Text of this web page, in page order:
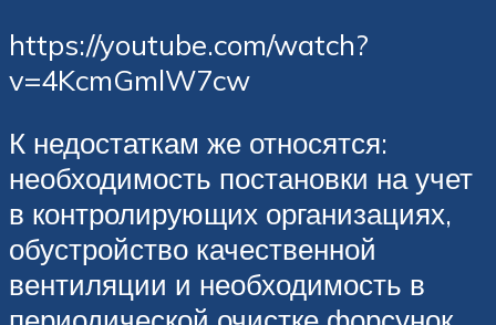
https://youtube.com/watch?
v=4KcmGmlW7cw
К недостаткам же относятся:
необходимость постановки на учет
в контролирующих организациях,
обустройство качественной
вентиляции и необходимость в